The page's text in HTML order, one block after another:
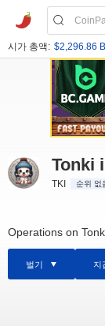
시가 총액: $2,296.86 B
Tonki
TKI 순위 없
Operations on
벌기 지